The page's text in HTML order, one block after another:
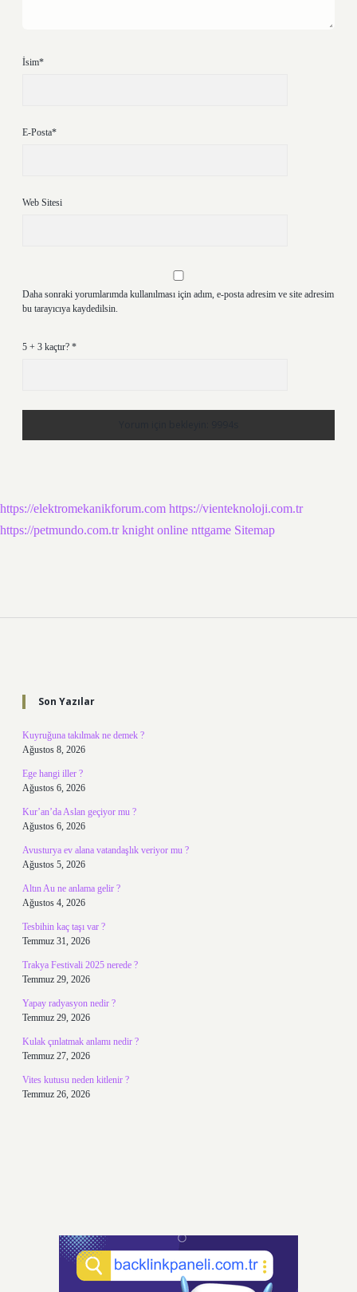
İsim*
E-Posta*
Web Sitesi
Daha sonraki yorumlarımda kullanılması için adım, e-posta adresim ve site adresim
bu tarayıcıya kaydedilsin.
5 + 3 kaçtır? *
https://elektromekanikforum.com https://vienteknoloji.com.tr
https://petmundo.com.tr knight online nttgame Sitemap
Son Yazılar
Kuyruğuna takılmak ne demek ?
Ağustos 8, 2026
Ege hangi iller ?
Ağustos 6, 2026
Kur’an’da Aslan geçiyor mu ?
Ağustos 6, 2026
Avusturya ev alana vatandaşlık veriyor mu ?
Ağustos 5, 2026
Altın Au ne anlama gelir ?
Ağustos 4, 2026
Tesbihin kaç taşı var ?
Temmuz 31, 2026
Trakya Festivali 2025 nerede ?
Temmuz 29, 2026
Yapay radyasyon nedir ?
Temmuz 29, 2026
Kulak çınlatmak anlamı nedir ?
Temmuz 27, 2026
Vites kutusu neden kitlenir ?
Temmuz 26, 2026